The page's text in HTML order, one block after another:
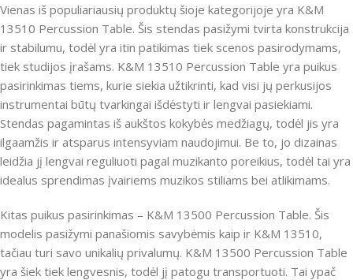
Vienas iš populiariausių produktų šioje kategorijoje yra K&M
13510 Percussion Table. Šis stendas pasižymi tvirta konstrukcija
ir stabilumu, todėl yra itin patikimas tiek scenos pasirodymams,
tiek studijos įrašams. K&M 13510 Percussion Table yra puikus
pasirinkimas tiems, kurie siekia užtikrinti, kad visi jų perkusijos
instrumentai būtų tvarkingai išdėstyti ir lengvai pasiekiami.
Stendas pagamintas iš aukštos kokybės medžiagų, todėl jis yra
ilgaamžis ir atsparus intensyviam naudojimui. Be to, jo dizainas
leidžia jį lengvai reguliuoti pagal muzikanto poreikius, todėl tai yra
idealus sprendimas įvairiems muzikos stiliams bei atlikimams.
Kitas puikus pasirinkimas – K&M 13500 Percussion Table. Šis
modelis pasižymi panašiomis savybėmis kaip ir K&M 13510,
tačiau turi savo unikalių privalumų. K&M 13500 Percussion Table
yra šiek tiek lengvesnis, todėl jį patogu transportuoti. Tai ypač